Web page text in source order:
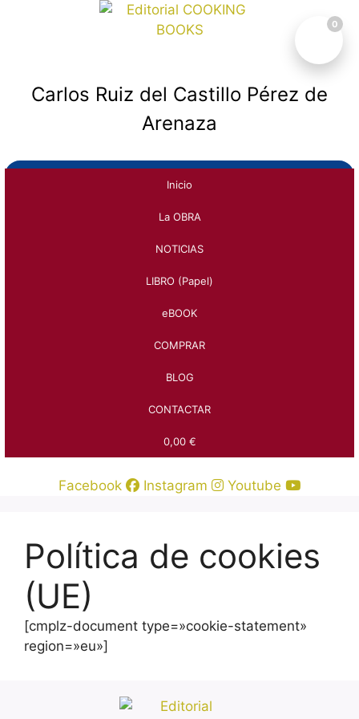
Carlos Ruiz del Castillo Pérez de
Arenaza
Inicio
La OBRA
NOTICIAS
LIBRO (Papel)
eBOOK
COMPRAR
BLOG
CONTACTAR
0,00 €
Facebook Instagram Youtube
Política de cookies
(UE)
[cmplz-document type=»cookie-statement»
region=»eu»]
0